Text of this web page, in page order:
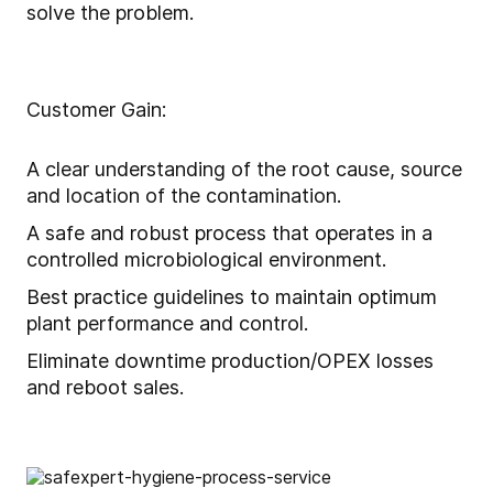
solve the problem.
Customer Gain:
A clear understanding of the root cause, source
and location of the contamination.
A safe and robust process that operates in a
controlled microbiological environment.
Best practice guidelines to maintain optimum
plant performance and control.
Eliminate downtime production/OPEX losses
and reboot sales.